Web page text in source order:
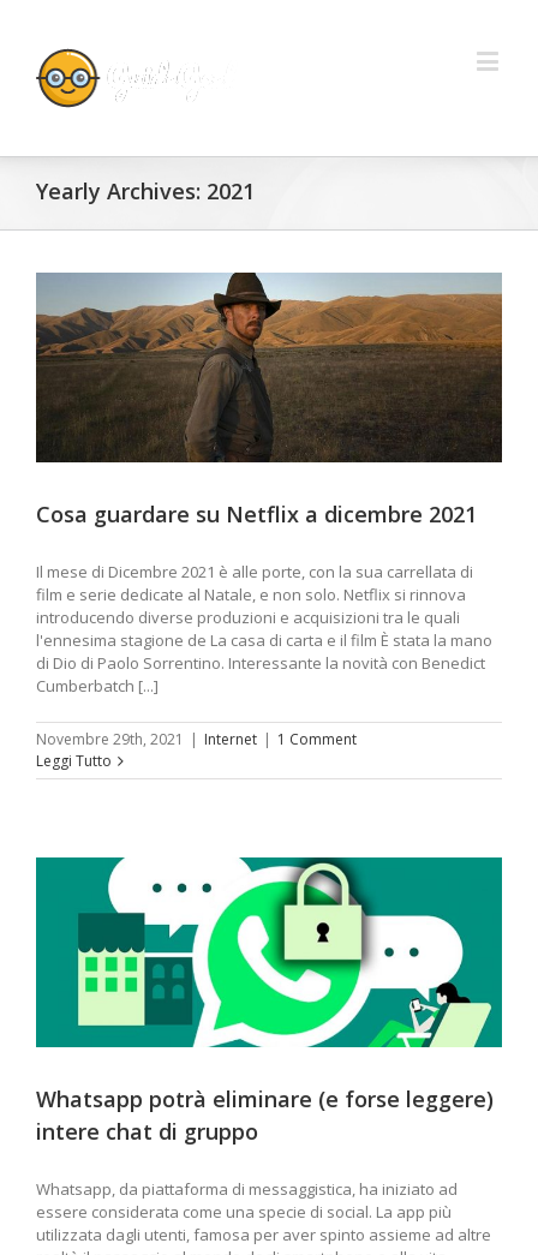
Yearly Archives: 2021
Cosa guardare su Netflix a dicembre 2021
Il mese di Dicembre 2021 è alle porte, con la sua carrellata di
film e serie dedicate al Natale, e non solo. Netflix si rinnova
introducendo diverse produzioni e acquisizioni tra le quali
l'ennesima stagione de La casa di carta e il film È stata la mano
di Dio di Paolo Sorrentino. Interessante la novità con Benedict
Cumberbatch [...]
Novembre 29th, 2021 | Internet | 1 Comment
Leggi Tutto
Whatsapp potrà eliminare (e forse leggere)
intere chat di gruppo
Whatsapp, da piattaforma di messaggistica, ha iniziato ad
essere considerata come una specie di social. La app più
utilizzata dagli utenti, famosa per aver spinto assieme ad altre